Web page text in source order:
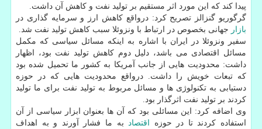
پیدا كند كه این مورد اثر مستقیم بر تولید نفت و كاهش آن داشت.
گرگوریو گنزالز تصریح كرد: درواقع كاهش ارز و سرمایه گذاری در
بازار جهانی بخصوص در ارتباط با ونزوئلا سبب كاهش تولید نفت شد.
سفیر ونزوئلا در ایران با اشاره به اینكه مسائل سیاسی كه مكمل
مسائل اقتصادی می باشد، دلیل دوم كاهش تولید نفت بود، اظهار
داشت: محدودیت هایی از جانب آمریكا به كشور ما تحمیل شده بود
كه تبعات خویش را داشت. درواقع محدودیت هایی كه در حوزه
دستیابی به تكنولوژی ها و مسائل مربوط به تولید نفت برای ما تولید
كردند بر تولید نفت اثرگذار بود.
وی اضافه كرد: این مسائلی بود كه آن ها بعنوان ابزار سیاسی از آن
استفاده كردند تا در حوزه
اقتصاد
به ما فشار آورند و به اهداف